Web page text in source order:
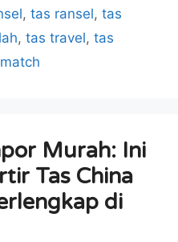
, tas ransel, tas
, tas travel, tas
Murah: Ini
Tas China
di